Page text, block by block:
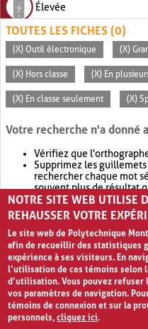
Élevée
TOUTES LES FICHES (0)
(X) Outil électronique (X)
(X) Hors classe (X) En
(X) En classe seulement (X)
Votre recherche n'a donné
Vérifiez que
Supprimez les
rechercher chaque mot
souvent plus de résultat
Envisagez d'élargir votre
retournera souvent plus
NOTRE SITE WEB UTILISE
REHAUSSER VOTRE
Le site web de Polytechnique
afin de recueillir des statistiques
expérience à ses visiteurs. En
l’utilisation de ces témoins selon
d’utilisation. Vous pouvez
vos paramètres de navigation.
témoins de connexion et sur la
personnels,cliquez ici.